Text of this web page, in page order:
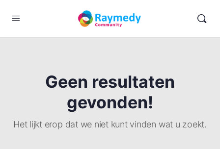
Geen resultaten
gevonden!
Het lijkt erop dat we niet kunt vinden wat u zoekt.